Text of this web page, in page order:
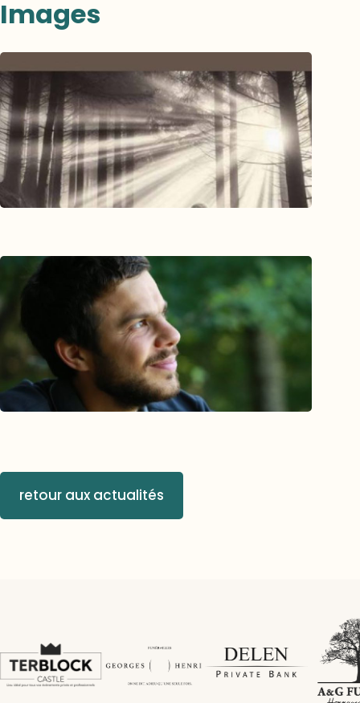
Images
retour aux actualités